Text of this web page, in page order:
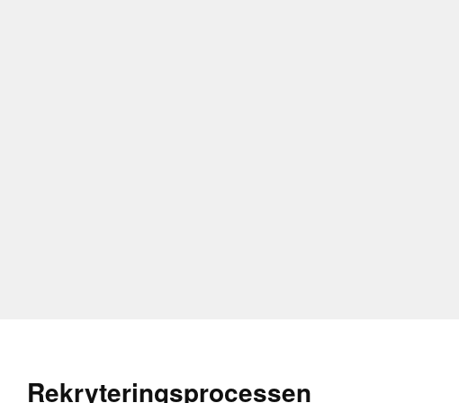
Innovationsförmåga är
inom industrin måste de
beredda att implementera
Rekryteringsprocessen